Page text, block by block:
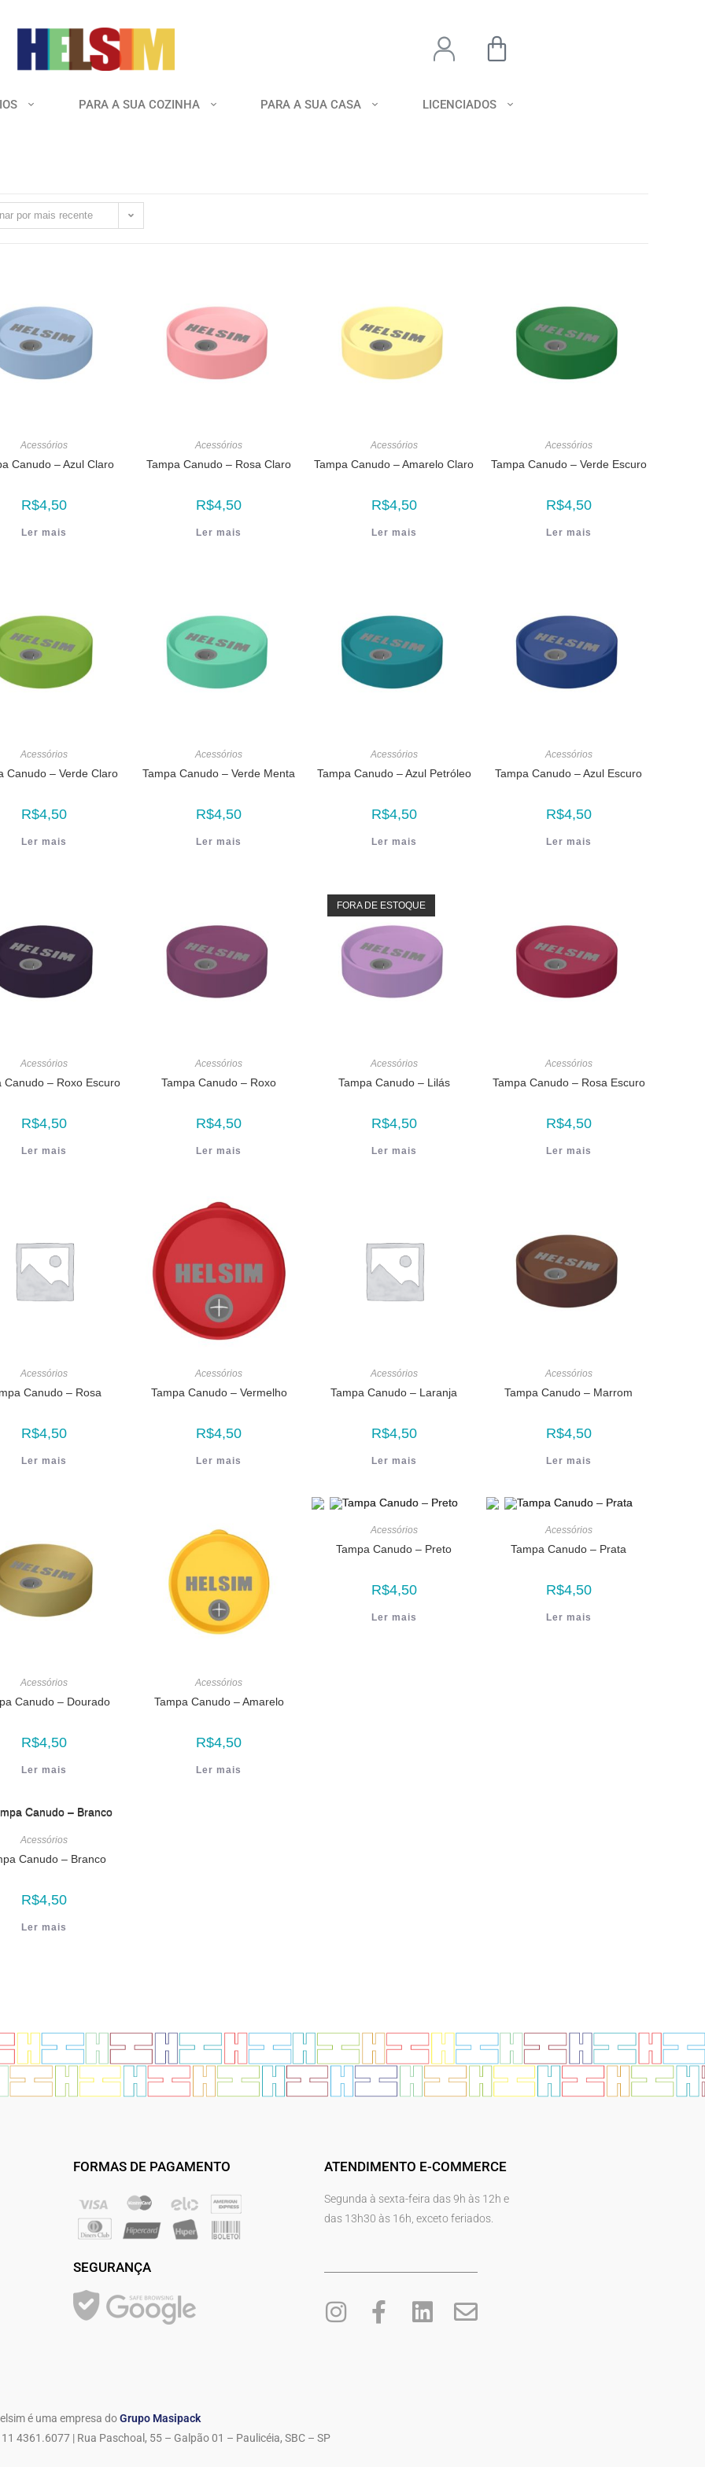
PARA A SUA COZINHA PARA A SUA CASA LICENCIADOS
por mais recente
Acessórios
Canudo – Azul Claro
R$4,50
Ler mais
Acessórios
Tampa Canudo – Rosa Claro
R$4,50
Ler mais
Acessórios
Tampa Canudo – Amarelo Claro
R$4,50
Ler mais
Acessórios
Tampa Canudo – Verde Escuro
R$4,50
Ler mais
Acessórios
Canudo – Verde Claro
R$4,50
Ler mais
Acessórios
Tampa Canudo – Verde Menta
R$4,50
Ler mais
Acessórios
Tampa Canudo – Azul Petróleo
R$4,50
Ler mais
Acessórios
Tampa Canudo – Azul Escuro
R$4,50
Ler mais
Acessórios
Canudo – Roxo Escuro
R$4,50
Ler mais
Acessórios
Tampa Canudo – Roxo
R$4,50
Ler mais
FORA DE ESTOQUE
Acessórios
Tampa Canudo – Lilás
R$4,50
Ler mais
Acessórios
Tampa Canudo – Rosa Escuro
R$4,50
Ler mais
Acessórios
Canudo – Rosa
R$4,50
Ler mais
Acessórios
Tampa Canudo – Vermelho
R$4,50
Ler mais
Acessórios
Tampa Canudo – Laranja
R$4,50
Ler mais
Acessórios
Tampa Canudo – Marrom
R$4,50
Ler mais
Acessórios
Canudo – Dourado
R$4,50
Ler mais
Acessórios
Tampa Canudo – Amarelo
R$4,50
Ler mais
Acessórios
Tampa Canudo – Preto
R$4,50
Ler mais
Acessórios
Tampa Canudo – Prata
R$4,50
Ler mais
Acessórios
Canudo – Branco
R$4,50
Ler mais
FORMAS DE PAGAMENTO
SEGURANÇA
ATENDIMENTO E-COMMERCE
Segunda à sexta-feira das 9h às 12h e
das 13h30 às 16h, exceto feriados.
é uma empresa doGrupo Masipack
4361.6077 | Rua Paschoal, 55 – Galpão 01 – Paulicéia, SBC – SP